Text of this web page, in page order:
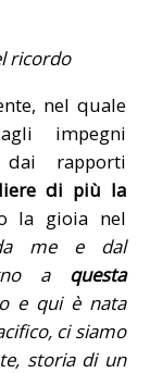
ricordo
nel quale
impegni
rapporti
di più la
la gioia nel
me e dal
a questa
e qui è nata
ci siamo
storia di un